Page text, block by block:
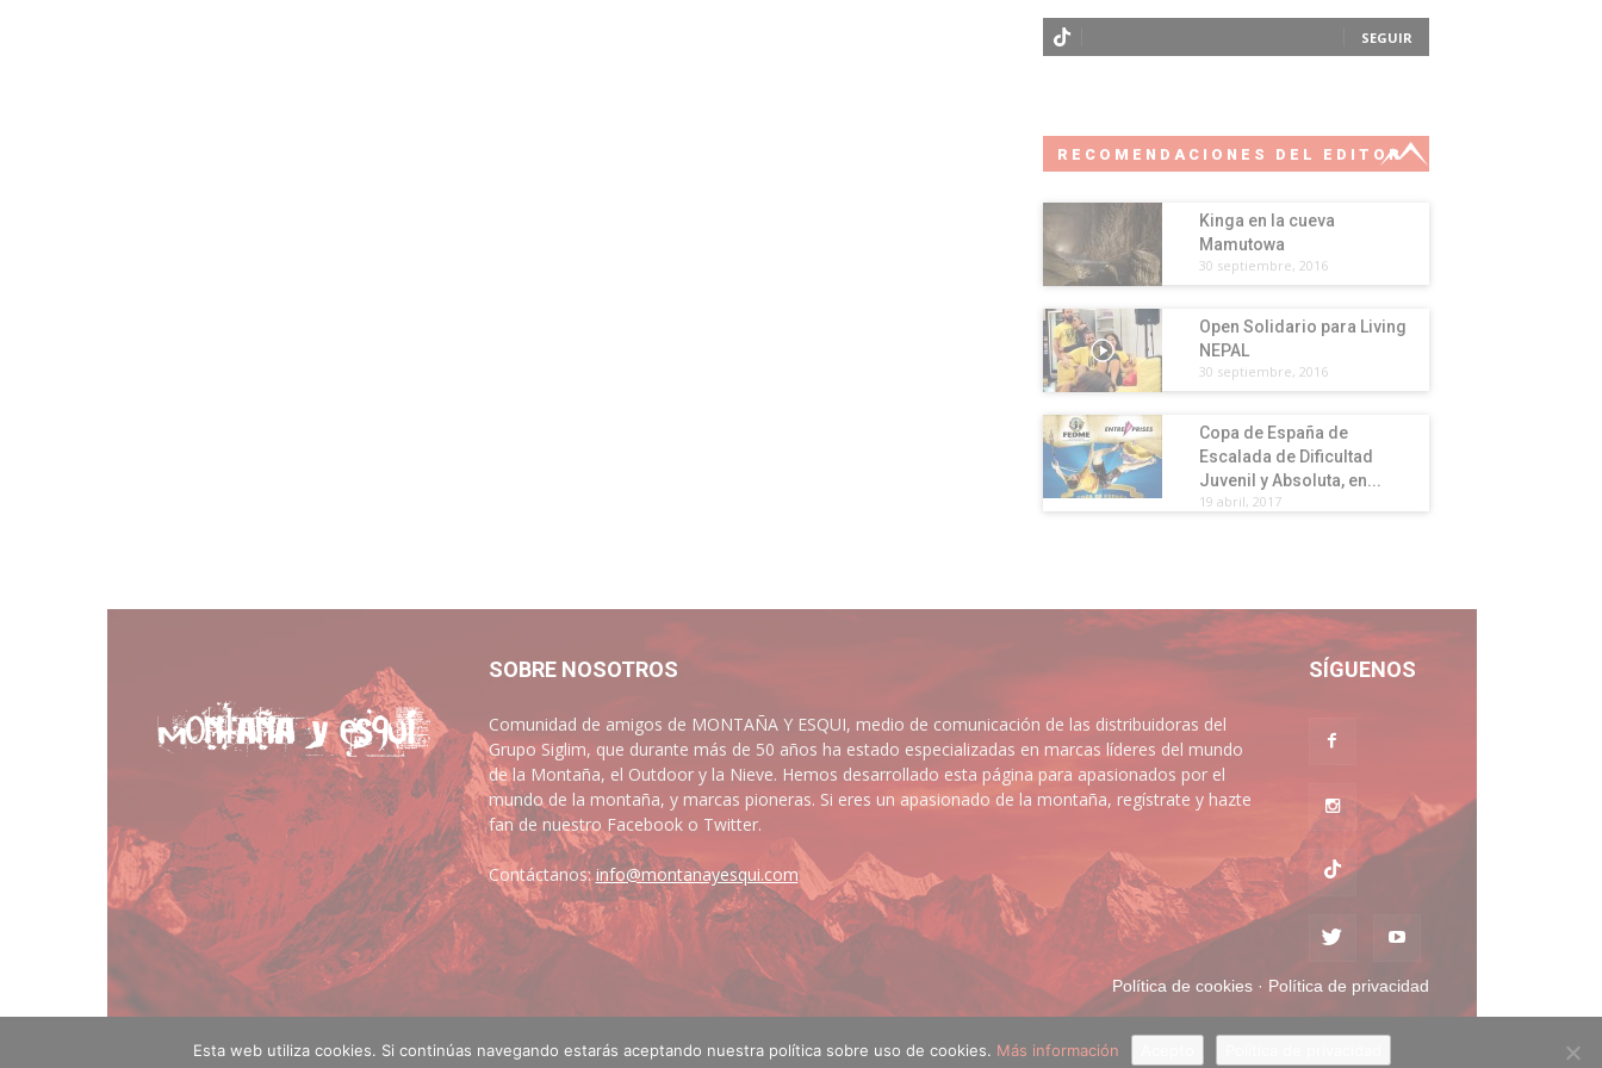
SEGUIR
RECOMENDACIONES DEL EDITOR
Kinga en la cueva
Mamutowa
30 septiembre, 2016
Open Solidario para Living
NEPAL
30 septiembre, 2016
Copa de España de
Escalada de Dificultad
Juvenil y Absoluta, en...
19 abril, 2017
SOBRE NOSOTROS
Comunidad de amigos de MONTAÑA Y ESQUI, medio de comunicación de las distribuidoras del
Grupo Siglim, que durante más de 50 años ha estado especializadas en marcas líderes del mundo
de la Montaña, el Outdoor y la Nieve. Hemos desarrollado esta página para apasionados por el
mundo de la montaña, y marcas pioneras. Si eres un apasionado de la montaña, regístrate y hazte
fan de nuestro Facebook o Twitter.
Contáctanos:info@montanayesqui.com
SÍGUENOS
Política de cookies· Política de privacidad
Esta web utiliza cookies. Si continúas navegando estarás aceptando nuestra política sobre uso de cookies. Más información